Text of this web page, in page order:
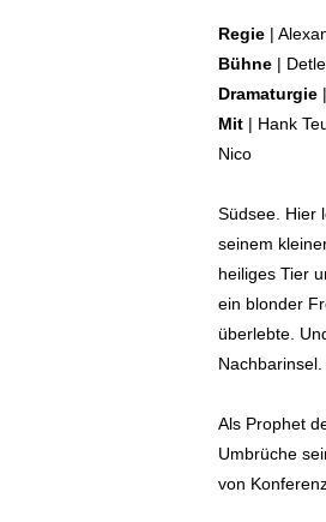
Regie |
Bühne |
Dramaturgie |
Mit | Hank
Nico
Südsee. Hier
seinem
heiliges Tier
ein blonder
überlebte.
Nachbarinsel.
Als Prophet
Umbrüche
von